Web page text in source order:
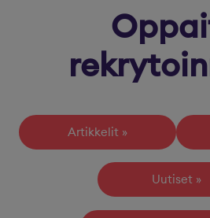
Artikkelit
Uutiset